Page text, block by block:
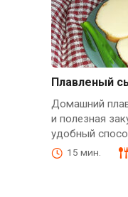
Плавленый
Домашний
и полезная
удобный
15 мин.